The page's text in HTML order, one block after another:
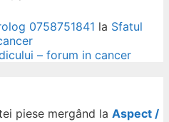
0758751841 la Sfatul
– forum in cancer
piese mergând la Aspect /